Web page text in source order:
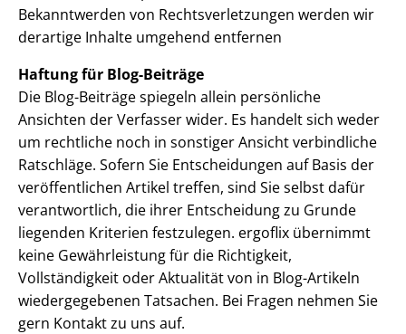
Bekanntwerden von Rechtsverletzungen werden wir
derartige Inhalte umgehend entfernen
Haftung für Blog-Beiträge
Die Blog-Beiträge spiegeln allein persönliche
Ansichten der Verfasser wider. Es handelt sich weder
um rechtliche noch in sonstiger Ansicht verbindliche
Ratschläge. Sofern Sie Entscheidungen auf Basis der
veröffentlichen Artikel treffen, sind Sie selbst dafür
verantwortlich, die ihrer Entscheidung zu Grunde
liegenden Kriterien festzulegen. ergoflix übernimmt
keine Gewährleistung für die Richtigkeit,
Vollständigkeit oder Aktualität von in Blog-Artikeln
wiedergegebenen Tatsachen. Bei Fragen nehmen Sie
gern Kontakt zu uns auf.